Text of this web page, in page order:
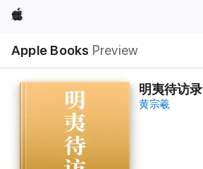
Apple
Apple Books Preview
明夷待访录
黄宗羲